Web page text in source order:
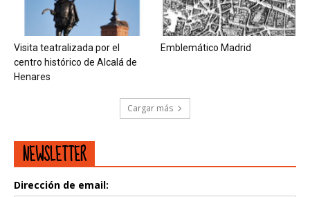
Visita teatralizada por el
centro histórico de Alcalá de
Henares
Emblemático Madrid
Cargar más
NEWSLETTER
Dirección de email: